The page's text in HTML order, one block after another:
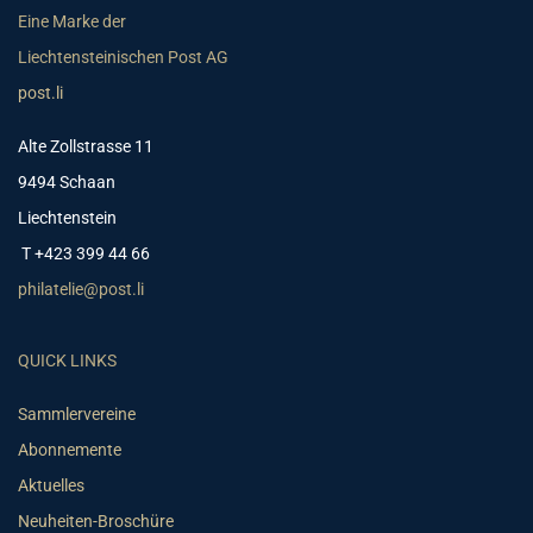
Eine Marke der
Liechtensteinischen Post AG
post.li
Alte Zollstrasse 11
9494 Schaan
Liechtenstein
T +423 399 44 66
philatelie@post.li
QUICK LINKS
Sammlervereine
Abonnemente
Aktuelles
Neuheiten-Broschüre